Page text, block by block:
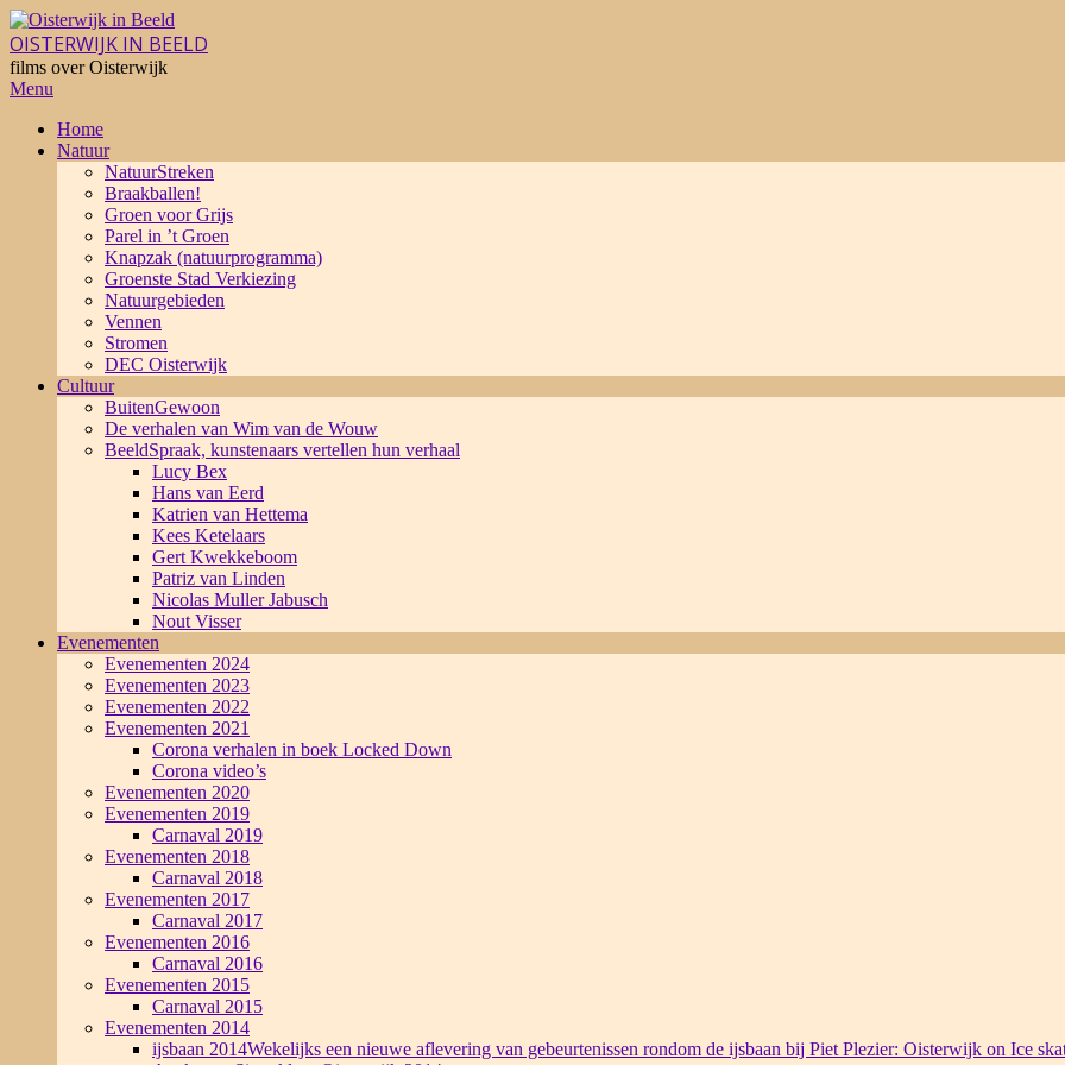
Skip
to
content
OISTERWIJK IN BEELD
films over Oisterwijk
Primary
Menu
Menu
Home
Natuur
NatuurStreken
Braakballen!
Groen voor Grijs
Parel in ’t Groen
Knapzak (natuurprogramma)
Groenste Stad Verkiezing
Natuurgebieden
Vennen
Stromen
DEC Oisterwijk
Cultuur
BuitenGewoon
De verhalen van Wim van de Wouw
BeeldSpraak, kunstenaars vertellen hun verhaal
Lucy Bex
Hans van Eerd
Katrien van Hettema
Kees Ketelaars
Gert Kwekkeboom
Patriz van Linden
Nicolas Muller Jabusch
Nout Visser
Evenementen
Evenementen 2024
Evenementen 2023
Evenementen 2022
Evenementen 2021
Corona verhalen in boek Locked Down
Corona video’s
Evenementen 2020
Evenementen 2019
Carnaval 2019
Evenementen 2018
Carnaval 2018
Evenementen 2017
Carnaval 2017
Evenementen 2016
Carnaval 2016
Evenementen 2015
Carnaval 2015
Evenementen 2014
ijsbaan 2014Wekelijks een nieuwe aflevering van gebeurtenissen rondom de ijsbaan bij Piet Plezier: Oisterwijk on Ice